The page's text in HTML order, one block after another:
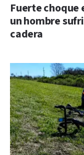
Fuerte choque
un hombre
cadera